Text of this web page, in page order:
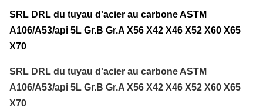
SRL DRL du tuyau d'acier au carbone ASTM
A106/A53/api 5L Gr.B Gr.A X56 X42 X46 X52 X60 X65
X70
SRL DRL du tuyau d'acier au carbone ASTM
A106/A53/api 5L Gr.B Gr.A X56 X42 X46 X52 X60 X65
X70